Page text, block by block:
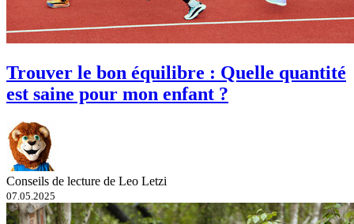
Trouver le bon équilibre : Quelle quantité
est saine pour mon enfant ?
Conseils de lecture de Leo Letzi
07.05.2025